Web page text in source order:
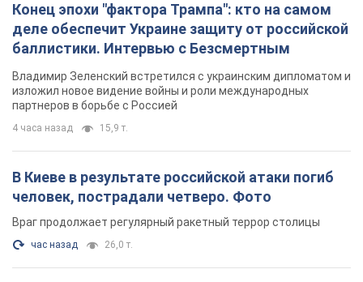
Конец эпохи "фактора Трампа": кто на самом
деле обеспечит Украине защиту от российской
баллистики. Интервью с Безсмертным
Владимир Зеленский встретился с украинским дипломатом и
изложил новое видение войны и роли международных
партнеров в борьбе с Россией
4 часа назад 15,9 т.
В Киеве в результате российской атаки погиб
человек, пострадали четверо. Фото
Враг продолжает регулярный ракетный террор столицы
час назад 26,0 т.